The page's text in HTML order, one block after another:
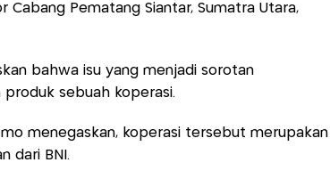
Pematang Siantar, Sumatra Utara,
bahwa isu yang menjadi sorotan
sebuah koperasi.
menegaskan, koperasi tersebut merupakan
dari BNI.